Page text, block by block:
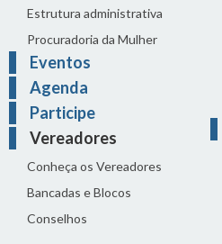
Estrutura administrativa
Procuradoria da Mulher
Eventos
Agenda
Participe
Vereadores
Conheça os Vereadores
Bancadas e Blocos
Conselhos